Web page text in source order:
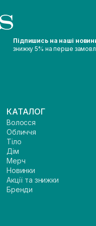
Підпишись на наші
знижку 5% на перше
КАТАЛОГ
Волосся
Обличчя
Тіло
Дім
Мерч
Новинки
Акції та знижки
Бренди